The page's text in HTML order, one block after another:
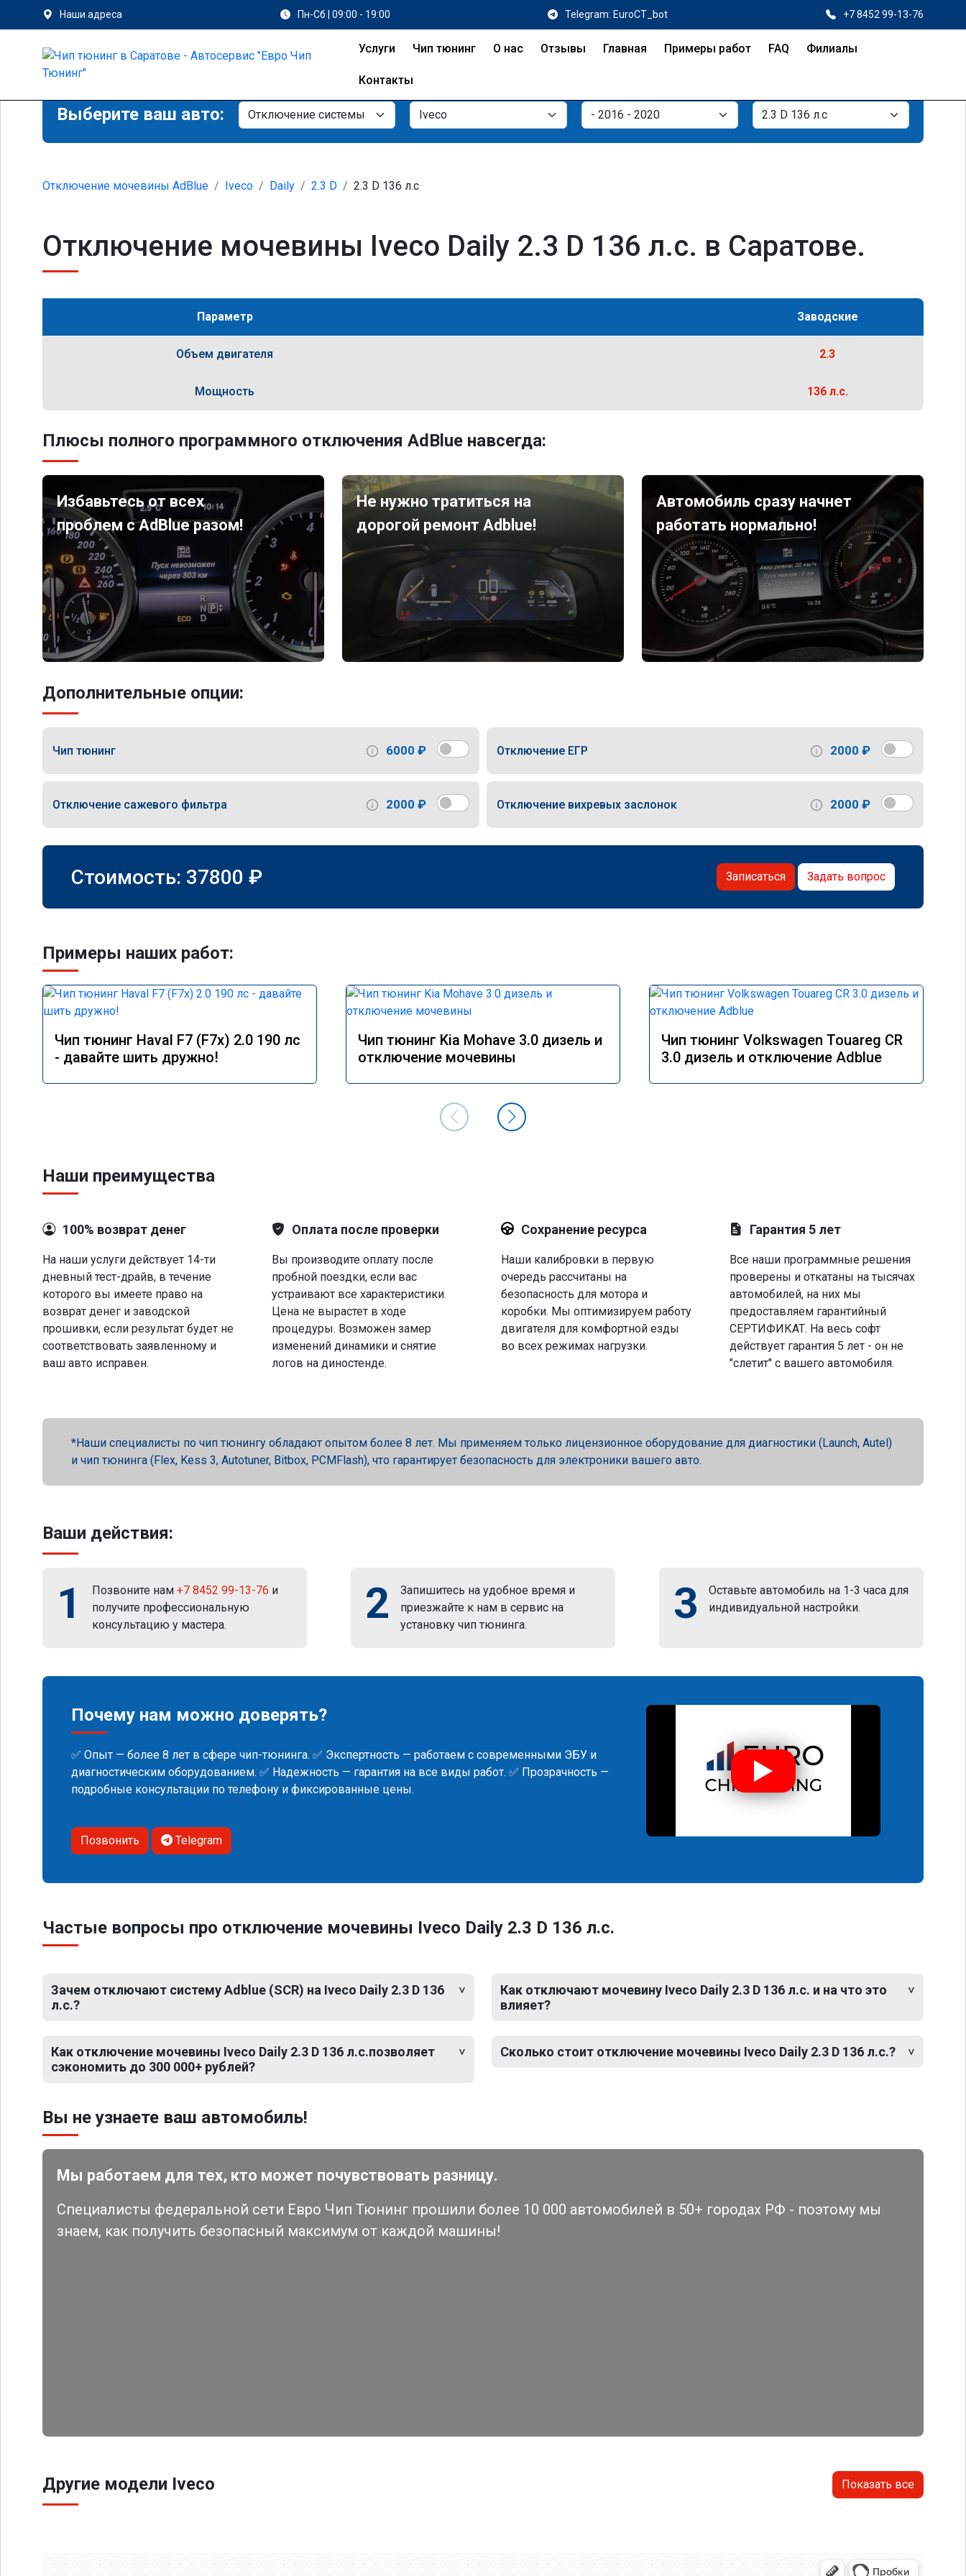
Наши адреса Пн-Сб | 09:00 - 19:00 Telegram: EuroCT_bot +7 8452 99-13-76
Услуги Чип тюнинг О нас Отзывы Главная Примеры работ FAQ Филиалы
Контакты
Выберите ваш авто:
Отключение мочевины AdBlue Iveco Daily 2.3 D 2.3 D 136 л.с
Отключение мочевины Iveco Daily 2.3 D 136 л.с. в Саратове.
Параметр Заводские
Объем двигателя 2.3
Мощность 136 л.с.
Плюсы полного программного отключения AdBlue навсегда:
Избавьтесь от всех
проблем с AdBlue разом!
Не нужно тратиться на
дорогой ремонт Adblue!
Автомобиль сразу начнет
работать нормально!
Дополнительные опции:
Чип тюнинг 6000 ₽ Отключение ЕГР 2000 ₽
Отключение сажевого фильтра 2000 ₽ Отключение вихревых заслонок 2000 ₽
Стоимость: 37800 ₽ Записаться Задать вопрос
Примеры наших работ:
Чип тюнинг Haval F7 (F7x) 2.0 190 лс
- давайте шить дружно!
Чип тюнинг Kia Mohave 3.0 дизель и
отключение мочевины
Чип тюнинг Volkswagen Touareg CR
3.0 дизель и отключение Adblue
Наши преимущества
100% возврат денег
На наши услуги действует 14-ти
дневный тест-драйв, в течение
которого вы имеете право на
возврат денег и заводской
прошивки, если результат будет не
соответствовать заявленному и
ваш авто исправен.
Оплата после проверки
Вы производите оплату после
пробной поездки, если вас
устраивают все характеристики.
Цена не вырастет в ходе
процедуры. Возможен замер
изменений динамики и снятие
логов на диностенде.
Сохранение ресурса
Наши калибровки в первую
очередь рассчитаны на
безопасность для мотора и
коробки. Мы оптимизируем работу
двигателя для комфортной езды
во всех режимах нагрузки.
Гарантия 5 лет
Все наши программные решения
проверены и откатаны на тысячах
автомобилей, на них мы
предоставляем гарантийный
СЕРТИФИКАТ. На весь софт
действует гарантия 5 лет - он не
"слетит" с вашего автомобиля.
Наши специалисты по чип тюнингу обладают опытом более 8 лет. Мы применяем только лицензионное оборудование для диагностики (Launch, Autel)
и чип тюнинга (Flex, Kess 3, Autotuner, Bitbox, PCMFlash), что гарантирует безопасность для электроники вашего авто.
Ваши действия:
1 Позвоните нам +7 8452 99-13-76 и
получите профессиональную
консультацию у мастера.
2
Запишитесь на удобное время и
приезжайте к нам в сервис на
установку чип тюнинга.
3
Оставьте автомобиль на 1-3 часа для
индивидуальной настройки.
Почему нам можно доверять?
✅ Опыт — более 8 лет в сфере чип-тюнинга. ✅ Экспертность — работаем с современными ЭБУ и
диагностическим оборудованием. ✅ Надежность — гарантия на все виды работ. ✅ Прозрачность —
подробные консультации по телефону и фиксированные цены.
Позвонить Telegram
Частые вопросы про отключение мочевины Iveco Daily 2.3 D 136 л.с.
Зачем отключают систему Adblue (SCR) на Iveco Daily 2.3 D 136
л.с.?
Как отключение мочевины Iveco Daily 2.3 D 136 л.с.позволяет
сэкономить до 300 000+ рублей?
Как отключают мочевину Iveco Daily 2.3 D 136 л.с. и на что это
влияет?
Сколько стоит отключение мочевины Iveco Daily 2.3 D 136 л.с.?
Вы не узнаете ваш автомобиль!
Мы работаем для тех, кто может почувствовать разницу.
Специалисты федеральной сети Евро Чип Тюнинг прошили более 10 000 автомобилей в 50+ городах РФ - поэтому мы
знаем, как получить безопасный максимум от каждой машины!
Другие модели Iveco Показать все